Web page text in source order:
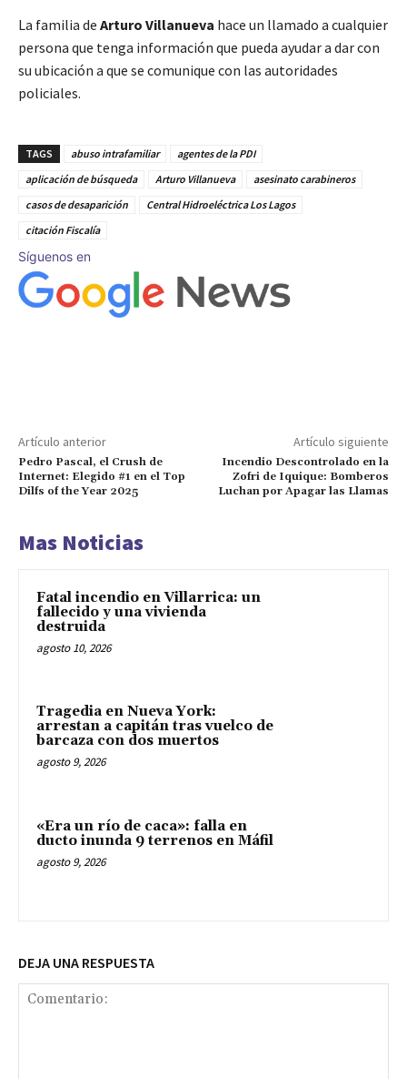
La familia de Arturo Villanueva hace un llamado a cualquier
persona que tenga información que pueda ayudar a dar con
su ubicación a que se comunique con las autoridades
policiales.
TAGS abuso intrafamiliar
agentes de la PDI
aplicación de búsqueda
Arturo Villanueva
asesinato carabineros
casos de desaparición
Central Hidroeléctrica Los Lagos
citación Fiscalía
Síguenos en
Artículo anterior
Pedro Pascal, el Crush de
Internet: Elegido #1 en el Top
Dilfs of the Year 2025
Artículo siguiente
Incendio Descontrolado en la
Zofri de Iquique: Bomberos
Luchan por Apagar las Llamas
Mas Noticias
Fatal incendio en Villarrica: un
fallecido y una vivienda
destruida
agosto 10, 2026
Tragedia en Nueva York:
arrestan a capitán tras vuelco de
barcaza con dos muertos
agosto 9, 2026
«Era un río de caca»: falla en
ducto inunda 9 terrenos en Máfil
agosto 9, 2026
DEJA UNA RESPUESTA